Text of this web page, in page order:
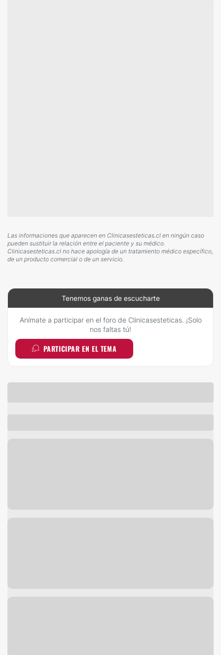
Las informaciones que aparecen en Clinicasesteticas.cl en ningún caso
pueden sustituir la relación entre el paciente y su médico.
Clinicasesteticas.cl no hace apología de un tratamiento médico específico,
de un producto comercial o de un servicio.
Tenemos ganas de escucharte
Anímate a participar en el foro de Clinicasesteticas. ¡Solo
nos faltas tú!
PARTICIPAR EN EL TEMA